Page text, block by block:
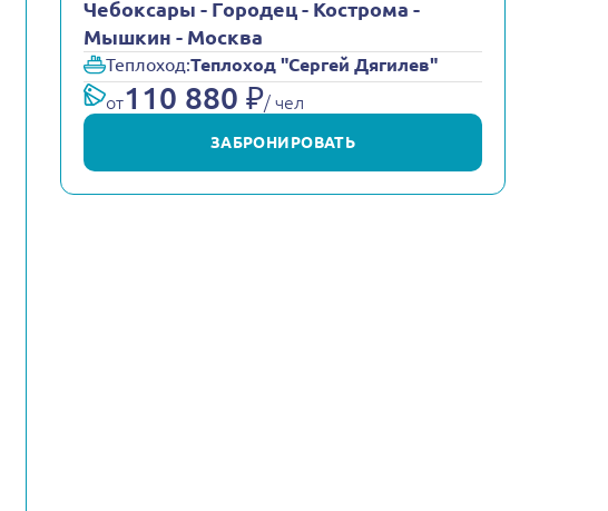
Чебоксары - Городец - Кострома -
Мышкин - Москва
Теплоход:Теплоход "Сергей Дягилев"
от110 880 ₽/ чел
ЗАБРОНИРОВАТЬ